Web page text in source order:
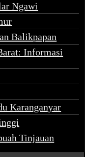
Ngawi
Balikpapan
Informasi
Karanganyar
Tinjauan